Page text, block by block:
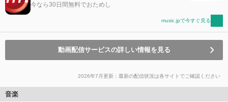
今なら30日間無料でおためし
music.jpで今すぐ見る
動画配信サービスの詳しい情報を見る
2026年7月更新：最新の配信状況は各サイトでご確認ください
音楽